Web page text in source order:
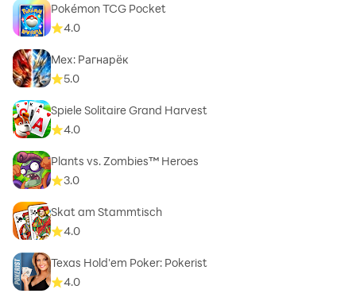
Pokémon TCG Pocket
4.0
Мех: Рагнарёк
5.0
Spiele Solitaire Grand Harvest
4.0
Plants vs. Zombies™ Heroes
3.0
Skat am Stammtisch
4.0
Texas Hold'em Poker: Pokerist
4.0